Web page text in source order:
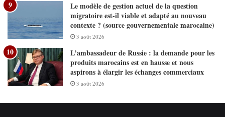
Le modèle de gestion actuel de la question
migratoire est-il viable et adapté au nouveau
contexte ? (source gouvernementale marocaine)
3 août 2026
L’ambassadeur de Russie : la demande pour les
produits marocains est en hausse et nous
aspirons à élargir les échanges commerciaux
3 août 2026